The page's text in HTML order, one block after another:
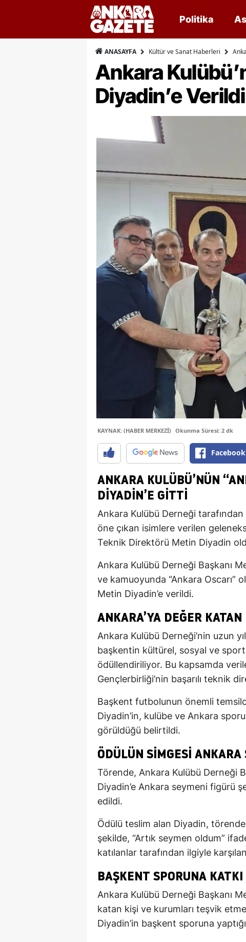
Politika
ANASAYFA Kültür ve Sanat Haberleri
Ankara
Diyadin’e Verildi
KAYNAK: (HABER MERKEZİ) Okunma Süresi: 2 dk
ANKARA KULÜBÜ’NÜN
DIYADIN’E GITTI
Ankara Kulübü Derneği tarafından
öne çıkan isimlere verilen
Teknik Direktörü Metin Diyadin
Ankara Kulübü Derneği Başkanı
ve kamuoyunda “Ankara Oscarı”
Metin Diyadin’e verildi.
ANKARA’YA DEĞER
Ankara Kulübü Derneği’nin uzun
başkentin kültürel, sosyal ve
ödüllendiriliyor. Bu kapsamda
Gençlerbirliği’nin başarılı teknik
Başkent futbolunun önemli
Diyadin’in, kulübe ve Ankara
görüldüğü belirtildi.
ÖDÜLÜN SIMGESI ANKARA
Törende, Ankara Kulübü Derneği
Diyadin’e Ankara seymeni figürü
edildi.
Ödülü teslim alan Diyadin,
şekilde, “Artık seymen oldum”
katılanlar tarafından ilgiyle
BAŞKENT SPORUNA KATKI
Ankara Kulübü Derneği Başkanı
katan kişi ve kurumları teşvik
Diyadin’in başkent sporuna